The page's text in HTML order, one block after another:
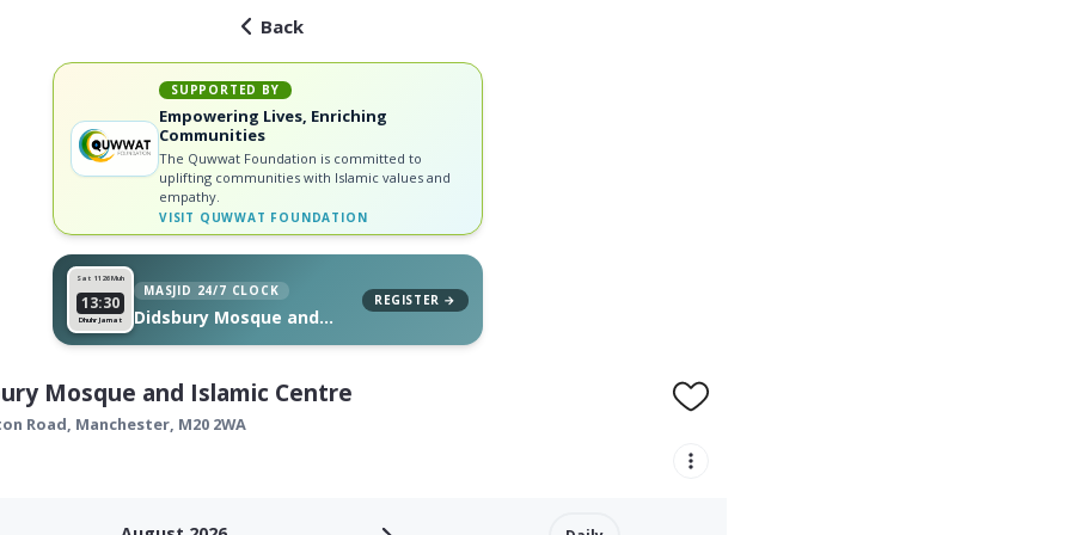
Back
SUPPORTED BY
Empowering Lives, Enriching
Communities
The Quwwat Foundation is committed to
uplifting communities with Islamic values and
empathy.
VISIT QUWWAT FOUNDATION
Sat 11 26 Muh
13:30
Dhuhr Jamat
MASJID 24/7 CLOCK
Didsbury Mosque and
REGISTER →
Mosque and Islamic Centre
Road, Manchester, M20 2WA